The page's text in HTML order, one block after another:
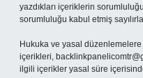
yazdıkları içeriklerin
sorumluluğu kabul etmiş
Hukuka ve yasal
içerikleri,
ilgili içerikler yasal süre